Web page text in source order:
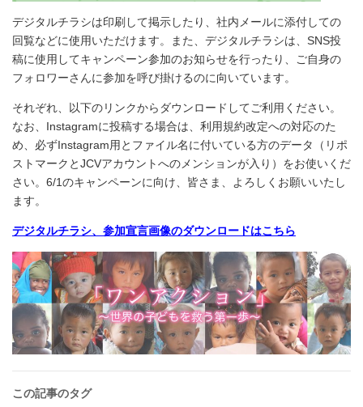
デジタルチラシは印刷して掲示したり、社内メールに添付しての
回覧などに使用いただけます。また、デジタルチラシは、SNS投
稿に使用してキャンペーン参加のお知らせを行ったり、ご自身の
フォロワーさんに参加を呼び掛けるのに向いています。
それぞれ、以下のリンクからダウンロードしてご利用ください。
なお、Instagramに投稿する場合は、利用規約改定への対応のた
め、必ずInstagram用とファイル名に付いている方のデータ（リポ
ストマークとJCVアカウントへのメンションが入り）をお使いくだ
さい。6/1のキャンペーンに向け、皆さま、よろしくお願いいたし
ます。
デジタルチラシ、参加宣言画像のダウンロードはこちら
この記事のタグ